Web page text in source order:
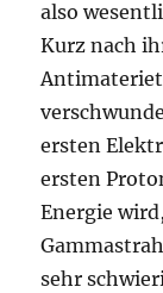
also
Kurz nach
ersten
ersten
Energie
sehr